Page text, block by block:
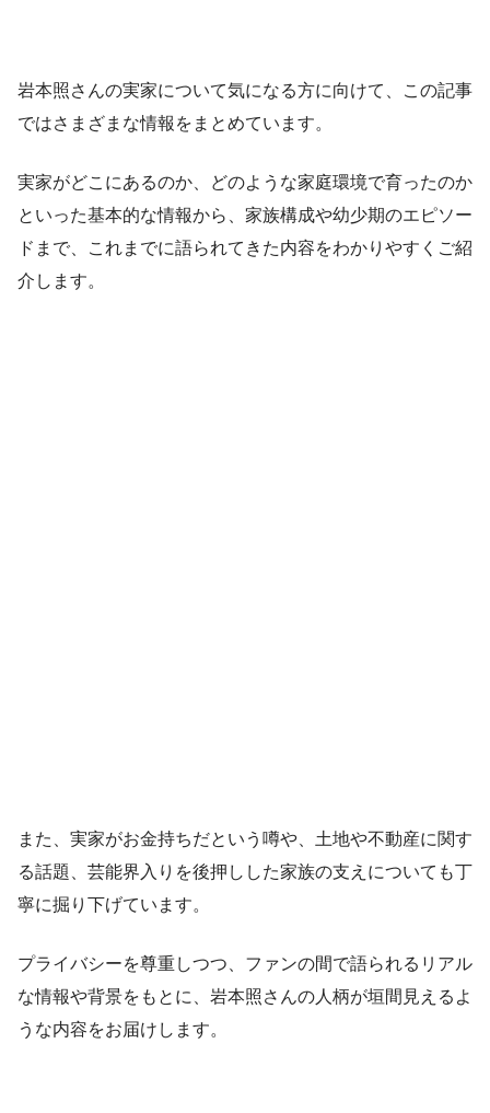
岩本照さんの実家について気になる方に向けて、この記事
ではさまざまな情報をまとめています。
実家がどこにあるのか、どのような家庭環境で育ったのか
といった基本的な情報から、家族構成や幼少期のエピソー
ドまで、これまでに語られてきた内容をわかりやすくご紹
介します。
また、実家がお金持ちだという噂や、土地や不動産に関す
る話題、芸能界入りを後押しした家族の支えについても丁
寧に掘り下げています。
プライバシーを尊重しつつ、ファンの間で語られるリアル
な情報や背景をもとに、岩本照さんの人柄が垣間見えるよ
うな内容をお届けします。